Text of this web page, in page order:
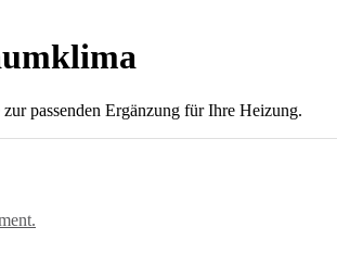
passenden Ergänzung für Ihre Heizung.